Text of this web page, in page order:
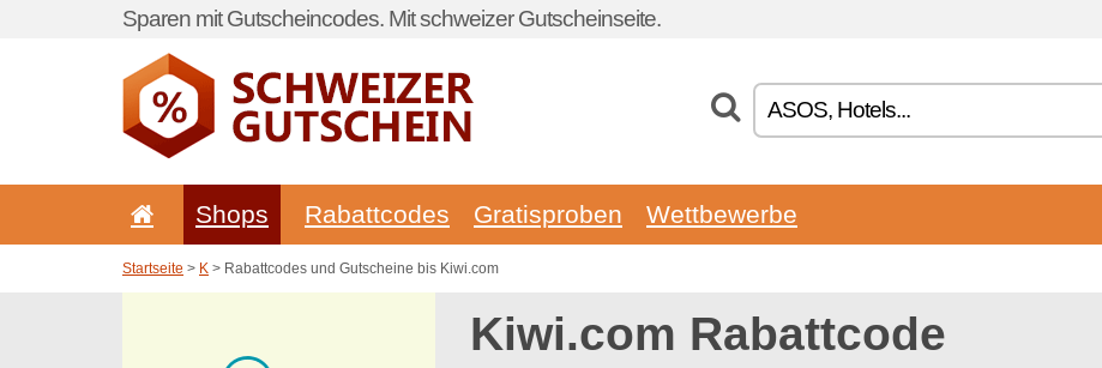
Sparen mit Gutscheincodes. Mit schweizer Gutscheinseite.
Shops Rabattcodes Gratisproben Wettbewerbe
Startseite > K > Rabattcodes und Gutscheine bis Kiwi.com
Kiwi.com Rabattcode